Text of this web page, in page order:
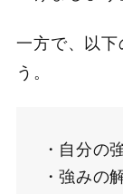
一方で、以下
う。
自分の
強みの